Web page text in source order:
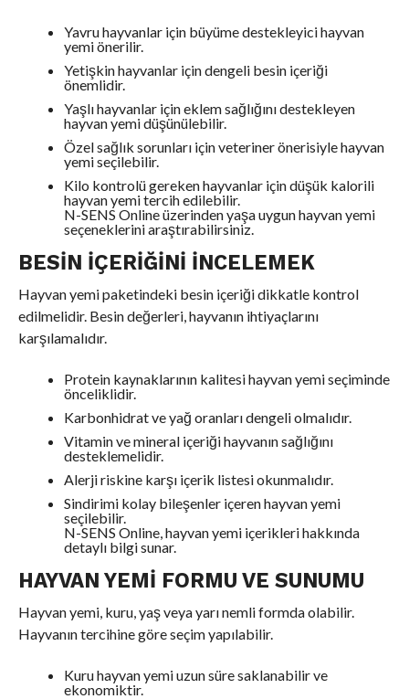
Yavru hayvanlar için büyüme destekleyici hayvan
yemi önerilir.
Yetişkin hayvanlar için dengeli besin içeriği
önemlidir.
Yaşlı hayvanlar için eklem sağlığını destekleyen
hayvan yemi düşünülebilir.
Özel sağlık sorunları için veteriner önerisiyle hayvan
yemi seçilebilir.
Kilo kontrolü gereken hayvanlar için düşük kalorili
hayvan yemi tercih edilebilir.
N-SENS Online üzerinden yaşa uygun hayvan yemi
seçeneklerini araştırabilirsiniz.
BESIN İÇERIĞINI İNCELEMEK
Hayvan yemi paketindeki besin içeriği dikkatle kontrol
edilmelidir. Besin değerleri, hayvanın ihtiyaçlarını
karşılamalıdır.
Protein kaynaklarının kalitesi hayvan yemi seçiminde
önceliklidir.
Karbonhidrat ve yağ oranları dengeli olmalıdır.
Vitamin ve mineral içeriği hayvanın sağlığını
desteklemelidir.
Alerji riskine karşı içerik listesi okunmalıdır.
Sindirimi kolay bileşenler içeren hayvan yemi
seçilebilir.
N-SENS Online, hayvan yemi içerikleri hakkında
detaylı bilgi sunar.
HAYVAN YEMI FORMU VE SUNUMU
Hayvan yemi, kuru, yaş veya yarı nemli formda olabilir.
Hayvanın tercihine göre seçim yapılabilir.
Kuru hayvan yemi uzun süre saklanabilir ve
ekonomiktir.